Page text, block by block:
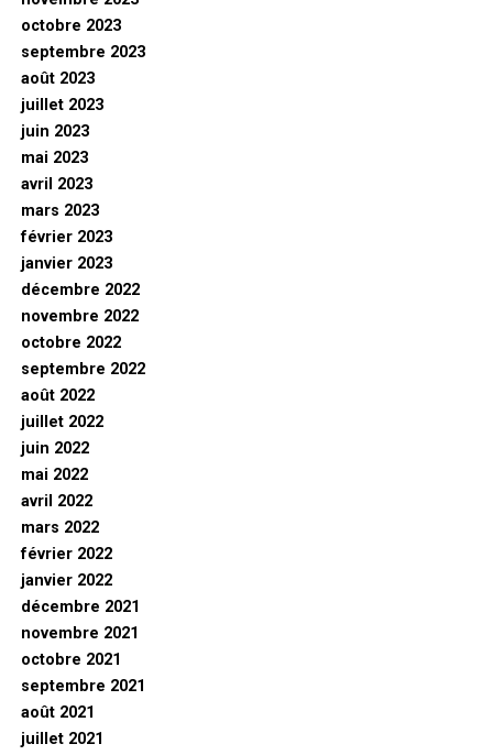
octobre 2023
septembre 2023
août 2023
juillet 2023
juin 2023
mai 2023
avril 2023
mars 2023
février 2023
janvier 2023
décembre 2022
novembre 2022
octobre 2022
septembre 2022
août 2022
juillet 2022
juin 2022
mai 2022
avril 2022
mars 2022
février 2022
janvier 2022
décembre 2021
novembre 2021
octobre 2021
septembre 2021
août 2021
juillet 2021